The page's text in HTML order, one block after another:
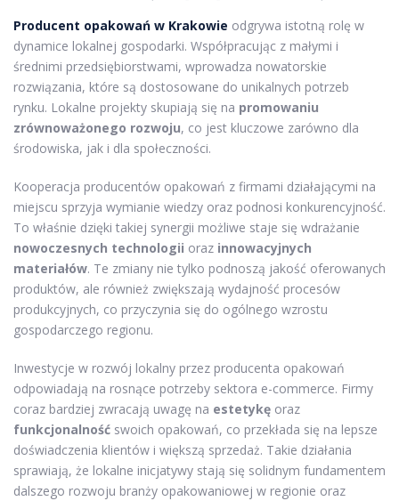
Producent opakowań w Krakowie odgrywa istotną rolę w
dynamice lokalnej gospodarki. Współpracując z małymi i
średnimi przedsiębiorstwami, wprowadza nowatorskie
rozwiązania, które są dostosowane do unikalnych potrzeb
rynku. Lokalne projekty skupiają się na promowaniu
zrównoważonego rozwoju, co jest kluczowe zarówno dla
środowiska, jak i dla społeczności.
Kooperacja producentów opakowań z firmami działającymi na
miejscu sprzyja wymianie wiedzy oraz podnosi konkurencyjność.
To właśnie dzięki takiej synergii możliwe staje się wdrażanie
nowoczesnych technologii oraz innowacyjnych
materiałów. Te zmiany nie tylko podnoszą jakość oferowanych
produktów, ale również zwiększają wydajność procesów
produkcyjnych, co przyczynia się do ogólnego wzrostu
gospodarczego regionu.
Inwestycje w rozwój lokalny przez producenta opakowań
odpowiadają na rosnące potrzeby sektora e-commerce. Firmy
coraz bardziej zwracają uwagę na estetykę oraz
funkcjonalność swoich opakowań, co przekłada się na lepsze
doświadczenia klientów i większą sprzedaż. Takie działania
sprawiają, że lokalne inicjatywy stają się solidnym fundamentem
dalszego rozwoju branży opakowaniowej w regionie oraz